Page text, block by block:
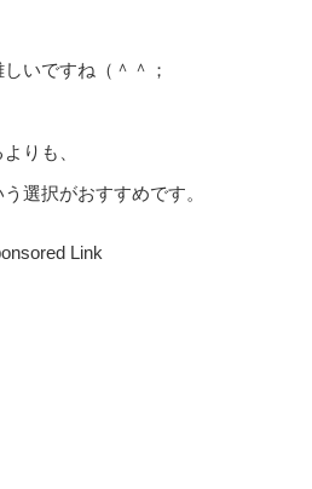
いですね（＾＾；
りも、
選択がおすすめです。
Link